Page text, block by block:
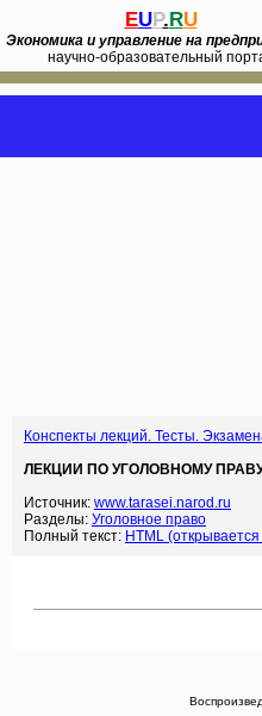
EUP.RU
Экономика и управление на
научно-образовательный
Конспекты лекций. Тесты.
ЛЕКЦИИ ПО УГОЛОВНОМУ
Источник: www.tarasei.narod.ru
Разделы: Уголовное право
Полный текст: HTML